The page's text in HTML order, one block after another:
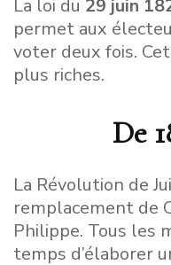
La loi du 29 juin
permet aux
voter deux fois.
plus riches.
De
La Révolution de
remplacement de
Philippe. Tous les
temps d’élaborer